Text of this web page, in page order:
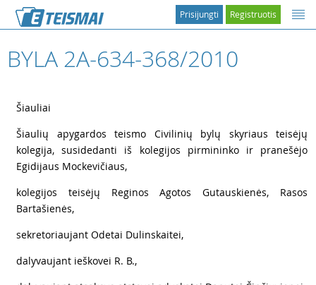
Registruotis
Prisijungti
BYLA 2A-634-368/2010
Šiauliai
Šiaulių apygardos teismo Civilinių bylų skyriaus teisėjų
kolegija, susidedanti iš kolegijos pirmininko ir pranešėjo
Egidijaus Mockevičiaus,
kolegijos teisėjų Reginos Agotos Gutauskienės, Rasos
Bartašienės,
sekretoriaujant Odetai Dulinskaitei,
dalyvaujant ieškovei R. B.,